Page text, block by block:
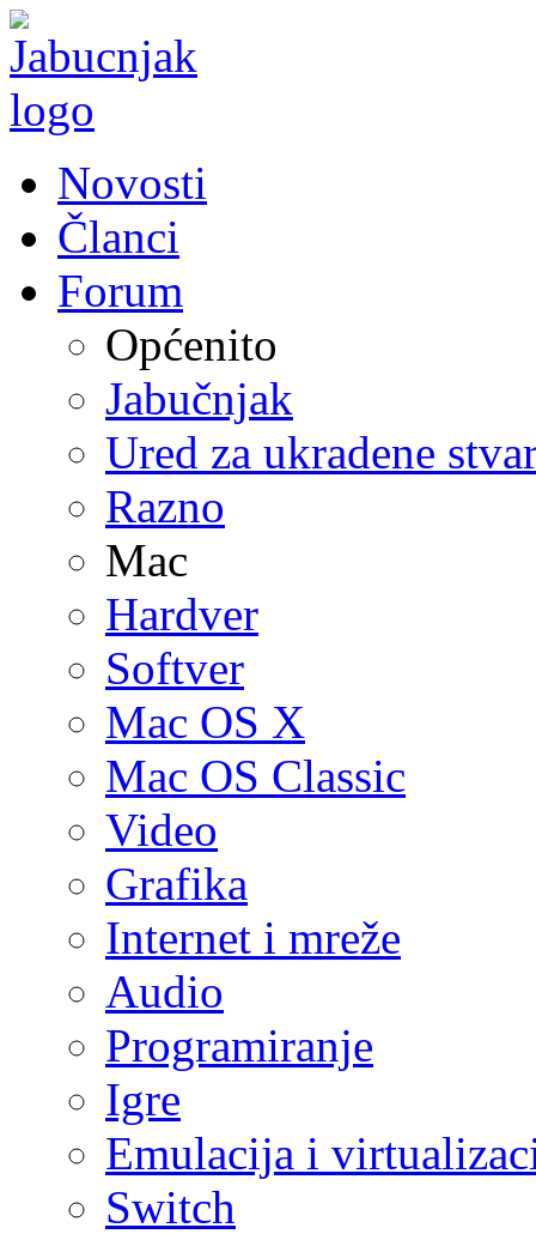
Novosti
Članci
Forum
Općenito
Jabučnjak
Ured za ukradene
Razno
Mac
Hardver
Softver
Mac OS X
Mac OS Classic
Video
Grafika
Internet i mreže
Audio
Programiranje
Igre
Emulacija i
Switch